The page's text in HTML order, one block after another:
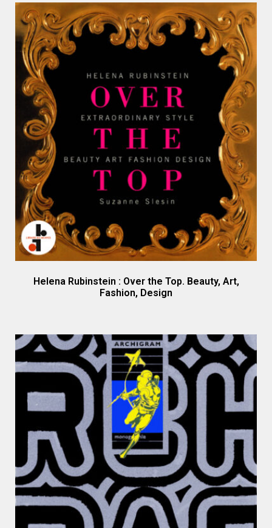
Helena Rubinstein : Over the Top. Beauty, Art,
Fashion, Design